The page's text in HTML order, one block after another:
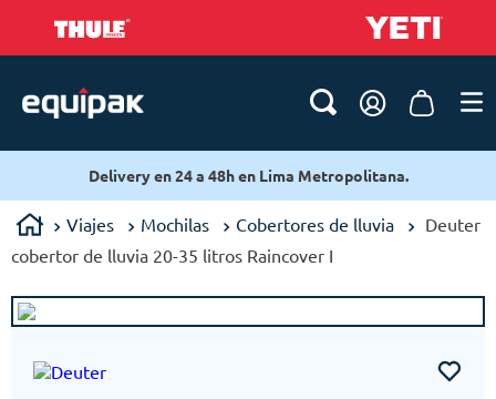
Delivery en 24 a 48h en Lima Metropolitana.
Viajes Mochilas Cobertores de lluvia
Deuter
cobertor de lluvia 20-35 litros Raincover I